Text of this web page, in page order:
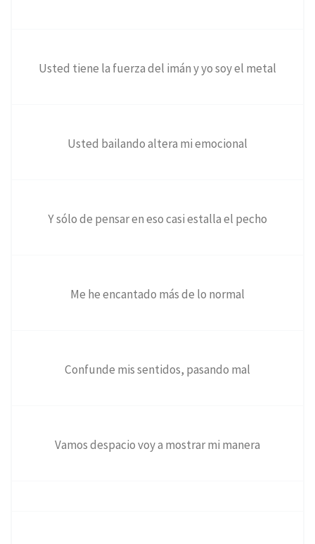
Usted tiene la fuerza del imán y yo soy el metal
Usted bailando altera mi emocional
Y sólo de pensar en eso casi estalla el pecho
Me he encantado más de lo normal
Confunde mis sentidos, pasando mal
Vamos despacio voy a mostrar mi manera